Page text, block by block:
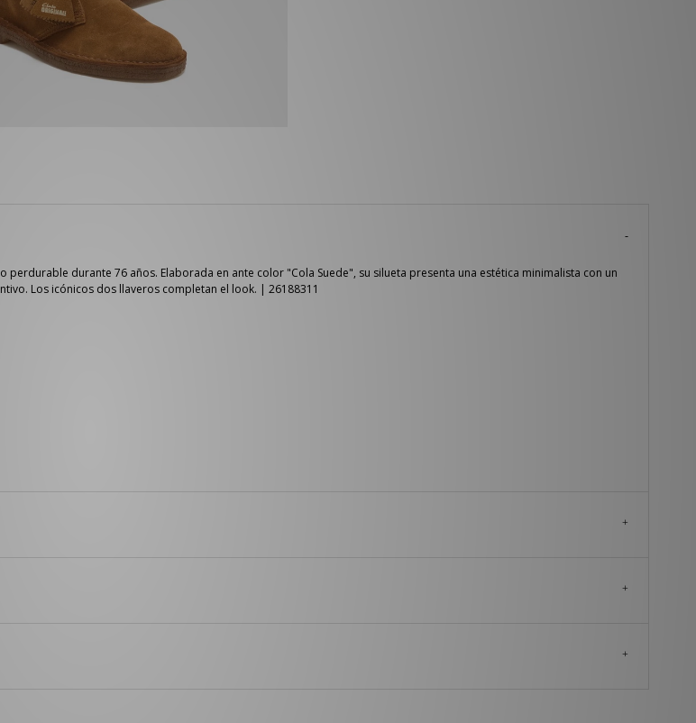
durante 76 años. Elaborada en ante color "Cola Suede", su silueta presenta una estética minimalista con un
Los icónicos dos llaveros completan el look. | 26188311